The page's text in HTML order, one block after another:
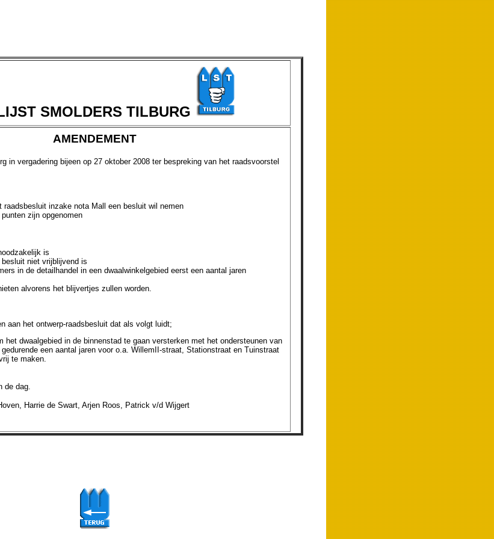
SMOLDERS TILBURG
AMENDEMENT
in vergadering bijeen op 27 oktober 2008 ter bespreking van het raadsvoorstel
raadsbesluit inzake nota Mall een besluit wil nemen
zijn opgenomen
is
niet vrijblijvend is
in de detailhandel in een dwaalwinkelgebied eerst een aantal jaren
alvorens het blijvertjes zullen worden.
aan het ontwerp-raadsbesluit dat als volgt luidt;
het dwaalgebied in de binnenstad te gaan versterken met het ondersteunen van
een aantal jaren voor o.a. WillemII-straat, Stationstraat en Tuinstraat
te maken.
de dag.
Harrie de Swart, Arjen Roos, Patrick v/d Wijgert